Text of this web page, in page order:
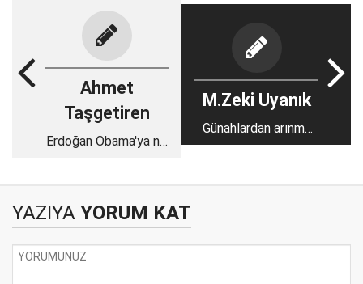
Ahmet
Taşgetiren
Erdoğan Obama'ya ne
M.Zeki Uyanık
Günahlardan arınma
sevaplarla donanma
YAZIYA YORUM KAT